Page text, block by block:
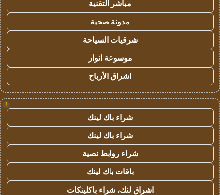
مباشر التقنية
مدونة صحبة
شرقيات السياحة
موسوعة انوار
اشراق الأرباح
!
شراء باك لينك
شراء باك لينك
شراء روابط نصية
باقات باك لينك
اشراق لنك، شراء باكلينكات